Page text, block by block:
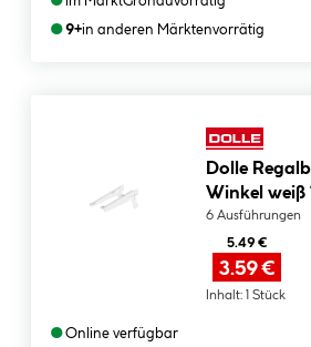
●9+in anderen Märktenvorrätig
Dolle Regalbodenträger
Winkel weiß
6 Ausführungen
5.49 €
3.59 €
Inhalt: 1 Stück
●Online verfügbar